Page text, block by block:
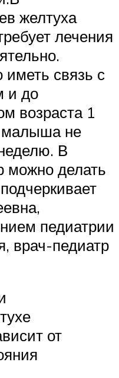
желтуха
лечения
связь с
и до
возраста 1
малыша не
В
можно делать
педиатрии
врач-педиатр
от